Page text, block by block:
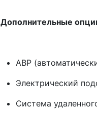
Дополнительные
АВР
Электрический
Система